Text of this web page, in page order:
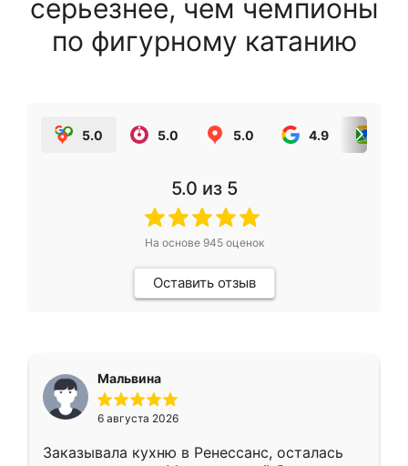
серьезнее, чем чемпионы
по фигурному катанию
5.0 5.0 5.0 4.9
5.0 из 5
На основе 945оценок
Оставить отзыв
Мальвина
6 августа 2026
Заказывала кухню в Ренессанс, осталась